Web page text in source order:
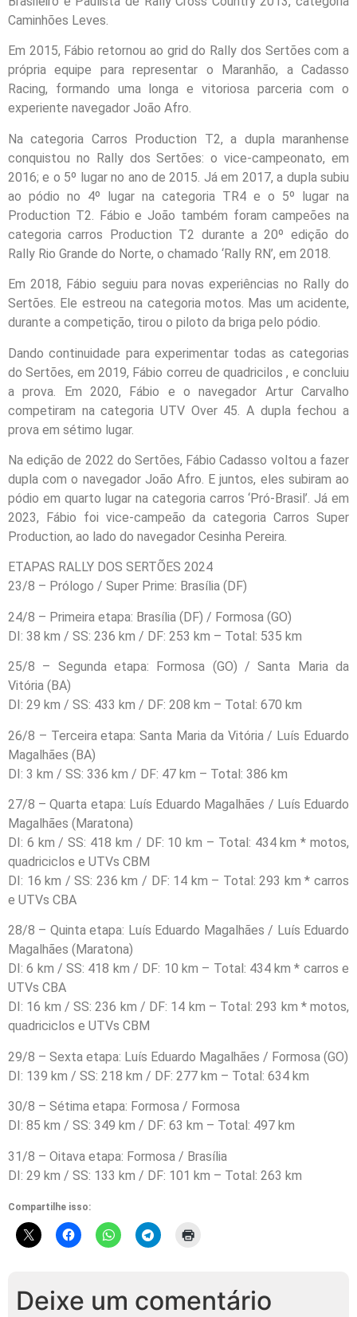
Caminhões Leves.
Em 2015, Fábio retornou ao grid do Rally dos Sertões com a
própria equipe para representar o Maranhão, a Cadasso
Racing, formando uma longa e vitoriosa parceria com o
experiente navegador João Afro.
Na categoria Carros Production T2, a dupla maranhense
conquistou no Rally dos Sertões: o vice-campeonato, em
2016; e o 5º lugar no ano de 2015. Já em 2017, a dupla subiu
ao pódio no 4º lugar na categoria TR4 e o 5º lugar na
Production T2. Fábio e João também foram campeões na
categoria carros Production T2 durante a 20º edição do
Rally Rio Grande do Norte, o chamado ‘Rally RN’, em 2018.
Em 2018, Fábio seguiu para novas experiências no Rally do
Sertões. Ele estreou na categoria motos. Mas um acidente,
durante a competição, tirou o piloto da briga pelo pódio.
Dando continuidade para experimentar todas as categorias
do Sertões, em 2019, Fábio correu de quadricilos , e concluiu
a prova. Em 2020, Fábio e o navegador Artur Carvalho
competiram na categoria UTV Over 45. A dupla fechou a
prova em sétimo lugar.
Na edição de 2022 do Sertões, Fábio Cadasso voltou a fazer
dupla com o navegador João Afro. E juntos, eles subiram ao
pódio em quarto lugar na categoria carros ‘Pró-Brasil’. Já em
2023, Fábio foi vice-campeão da categoria Carros Super
Production, ao lado do navegador Cesinha Pereira.
ETAPAS RALLY DOS SERTÕES 2024
23/8 – Prólogo / Super Prime: Brasília (DF)
24/8 – Primeira etapa: Brasília (DF) / Formosa (GO)
DI: 38 km / SS: 236 km / DF: 253 km – Total: 535 km
25/8 – Segunda etapa: Formosa (GO) / Santa Maria da
Vitória (BA)
DI: 29 km / SS: 433 km / DF: 208 km – Total: 670 km
26/8 – Terceira etapa: Santa Maria da Vitória / Luís Eduardo
Magalhães (BA)
DI: 3 km / SS: 336 km / DF: 47 km – Total: 386 km
27/8 – Quarta etapa: Luís Eduardo Magalhães / Luís Eduardo
Magalhães (Maratona)
DI: 6 km / SS: 418 km / DF: 10 km – Total: 434 km * motos,
quadriciclos e UTVs CBM
DI: 16 km / SS: 236 km / DF: 14 km – Total: 293 km * carros
e UTVs CBA
28/8 – Quinta etapa: Luís Eduardo Magalhães / Luís Eduardo
Magalhães (Maratona)
DI: 6 km / SS: 418 km / DF: 10 km – Total: 434 km * carros e
UTVs CBA
DI: 16 km / SS: 236 km / DF: 14 km – Total: 293 km * motos,
quadriciclos e UTVs CBM
29/8 – Sexta etapa: Luís Eduardo Magalhães / Formosa (GO)
DI: 139 km / SS: 218 km / DF: 277 km – Total: 634 km
30/8 – Sétima etapa: Formosa / Formosa
DI: 85 km / SS: 349 km / DF: 63 km – Total: 497 km
31/8 – Oitava etapa: Formosa / Brasília
DI: 29 km / SS: 133 km / DF: 101 km – Total: 263 km
Compartilhe isso:
Deixe um comentário